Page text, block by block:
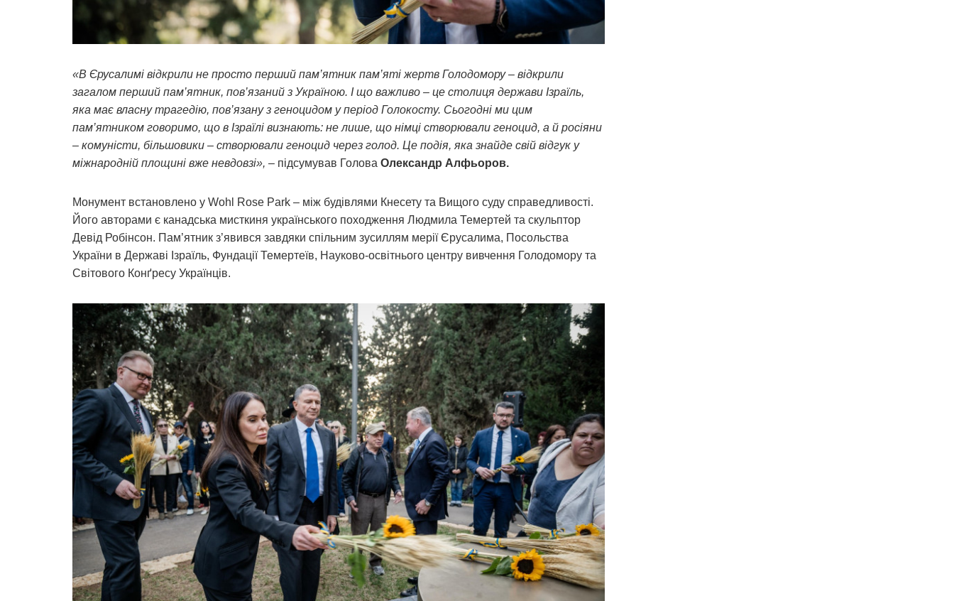
«В Єрусалимі відкрили не просто перший пам’ятник пам’яті жертв Голодомору – відкрили
загалом перший пам’ятник, пов’язаний з Україною. І що важливо – це столиця держави Ізраїль,
яка має власну трагедію, пов’язану з геноцидом у період Голокосту. Сьогодні ми цим
пам’ятником говоримо, що в Ізраїлі визнають: не лише, що німці створювали геноцид, а й росіяни
– комуністи, більшовики – створювали геноцид через голод. Це подія, яка знайде свій відгук у
міжнародній площині вже невдовзі», – підсумував Голова Олександр Алфьоров.
Монумент встановлено у Wohl Rose Park – між будівлями Кнесету та Вищого суду справедливості.
Його авторами є канадська мисткиня українського походження Людмила Темертей та скульптор
Девід Робінсон. Пам’ятник з’явився завдяки спільним зусиллям мерії Єрусалима, Посольства
України в Державі Ізраїль, Фундації Темертеїв, Науково-освітнього центру вивчення Голодомору та
Світового Конґресу Українців.